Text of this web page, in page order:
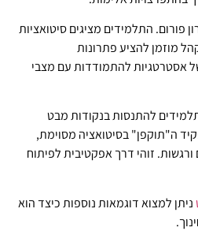
פורום. התלמידים מציגים סיטואציות
מוזמן להציע פתרונות
אסטרטגיות להתמודדות עם מצבי
להתנסות בנקודות מבט
ה"תוקפן" בסיטואציה מסוימת,
זוהי דרך אפקטיבית לפיתוח
ניתן למצוא דוגמאות נוספות כיצד הוא